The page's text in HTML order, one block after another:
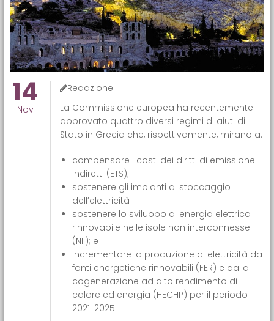
14
Nov
Redazione
La Commissione europea ha recentemente
approvato quattro diversi regimi di aiuti di
Stato in Grecia che, rispettivamente, mirano a:
compensare i costi dei diritti di emissione
indiretti (ETS);
sostenere gli impianti di stoccaggio
dell’elettricità
sostenere lo sviluppo di energia elettrica
rinnovabile nelle isole non interconnesse
(NII); e
incrementare la produzione di elettricità da
fonti energetiche rinnovabili (FER) e dalla
cogenerazione ad alto rendimento di
calore ed energia (HECHP) per il periodo
2021-2025.